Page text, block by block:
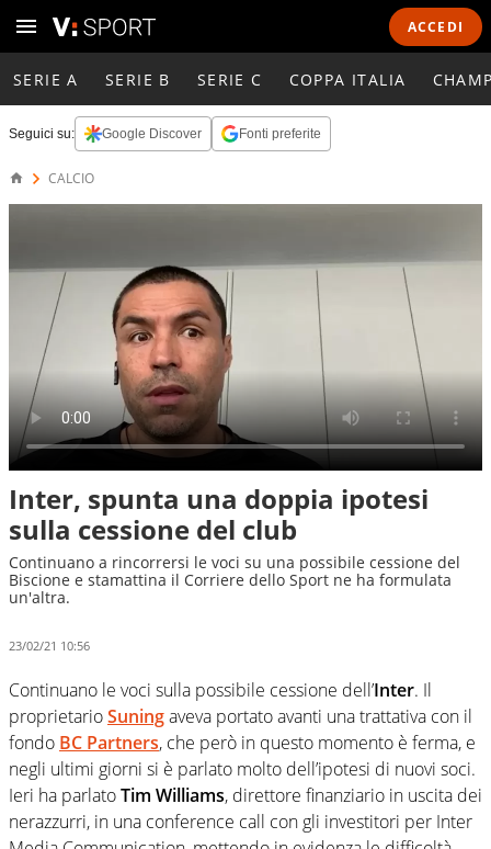
ACCEDI
SERIE A SERIE B SERIE C COPPA ITALIA
Seguici su: Google Discover Fonti preferite
CALCIO
Inter, spunta una doppia ipotesi
sulla cessione del club
Continuano a rincorrersi le voci su una possibile cessione del
Biscione e stamattina il Corriere dello Sport ne ha formulata
un'altra.
23/02/21 10:56
Continuano le voci sulla possibile cessione dell’Inter. Il
proprietarioSuningaveva portato avanti una trattativa con il
fondo BC Partners, che però in questo momento è ferma, e
negli ultimi giorni si è parlato molto dell’ipotesi di nuovi soci.
Ieri ha parlatoTim Williams, direttore finanziario in uscita dei
nerazzurri, in una conference call con gli investitori per Inter